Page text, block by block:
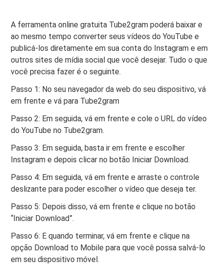
A ferramenta online gratuita Tube2gram poderá baixar e
ao mesmo tempo converter seus vídeos do YouTube e
publicá-los diretamente em sua conta do Instagram e em
outros sites de mídia social que você desejar. Tudo o que
você precisa fazer é o seguinte.
Passo 1: No seu navegador da web do seu dispositivo, vá
em frente e vá para Tube2gram
Passo 2: Em seguida, vá em frente e cole o URL do vídeo
do YouTube no Tube2gram.
Passo 3: Em seguida, basta ir em frente e escolher
Instagram e depois clicar no botão Iniciar Download.
Passo 4: Em seguida, vá em frente e arraste o controle
deslizante para poder escolher o vídeo que deseja ter.
Passo 5: Depois disso, vá em frente e clique no botão
“Iniciar Download”.
Passo 6: E quando terminar, vá em frente e clique na
opção Download to Mobile para que você possa salvá-lo
em seu dispositivo móvel.